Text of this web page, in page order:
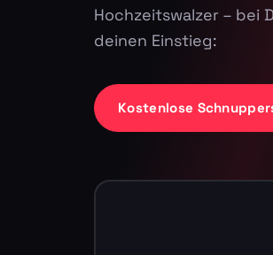
Hochzeitswalzer – bei
deinen Einstieg:
Kostenlose